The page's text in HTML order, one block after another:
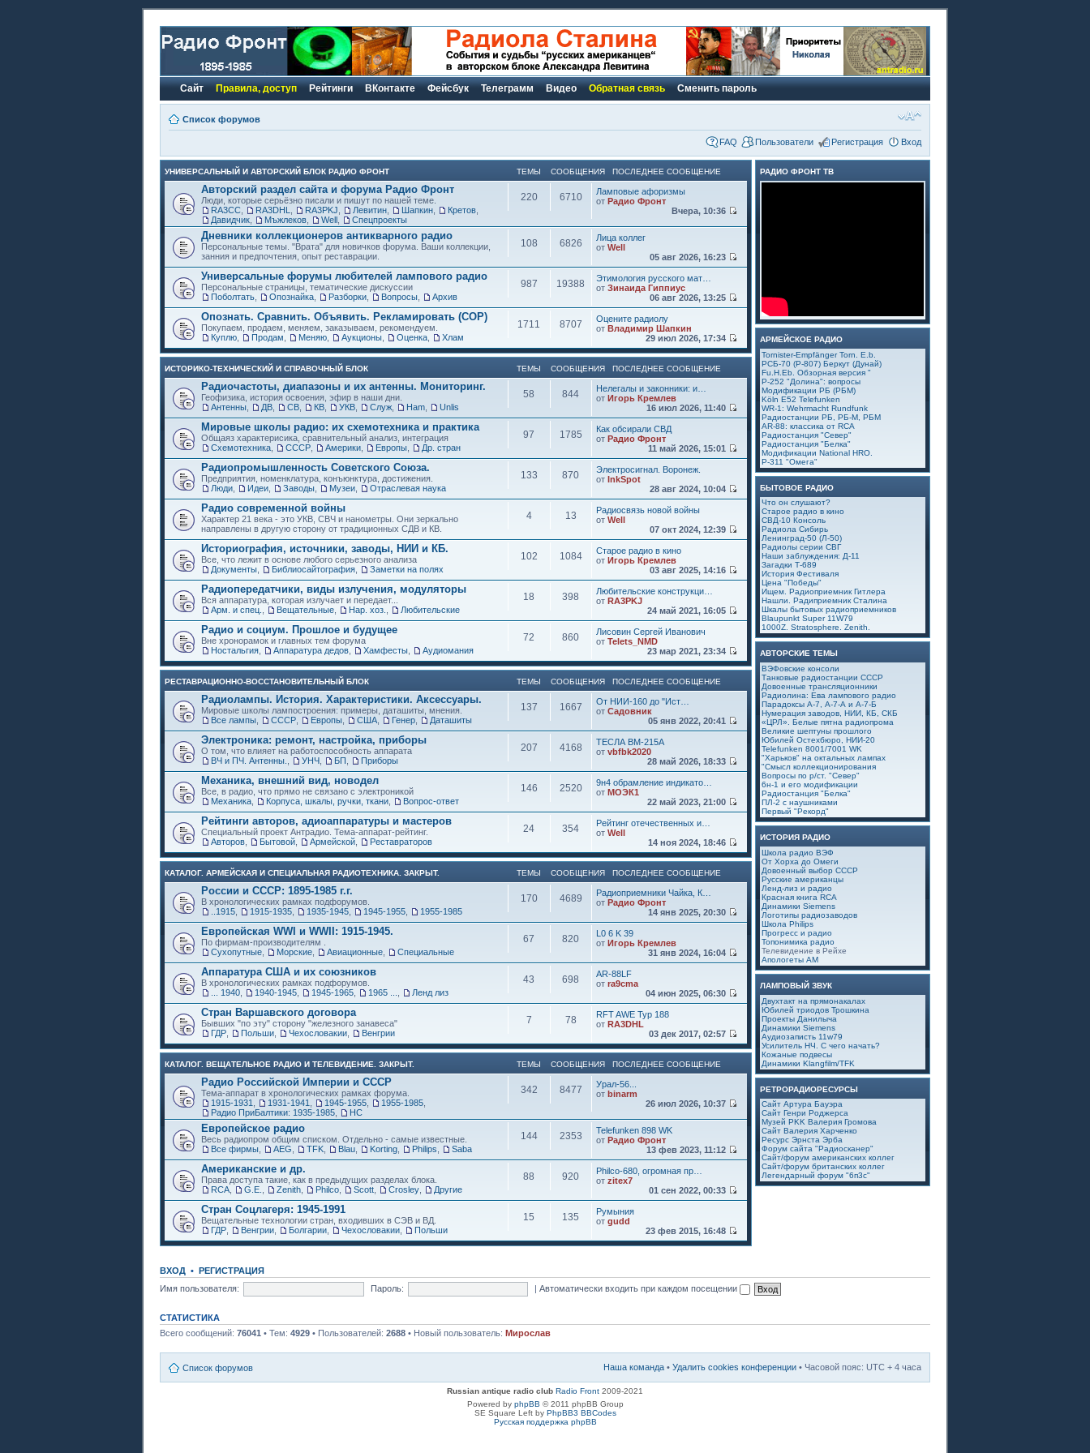
Сайт Правила, доступ Рейтинги ВКонтакте Фейсбук Телеграмм Видео Обратная связь Сменить пароль
Список форумов
FAQ Пользователи Регистрация Вход
УНИВЕРСАЛЬНЫЙ И АВТОРСКИЙ БЛОК РАДИО ФРОНТ ТЕМЫ СООБЩЕНИЯ ПОСЛЕДНЕЕ СООБЩЕНИЕ
Авторский раздел сайта и форума Радио Фронт
Люди, которые серьёзно писали и пишут по нашей теме.
RA3CC
RA3DHL RA3PKJ Левитин Шапкин Кретов
Давидчик
Мъжлеков Well Спецпроекты
220 6710
Ламповые афоризмы
от Радио Фронт
Вчера, 10:36
Дневники коллекционеров антикварного радио
Персональные темы. "Врата" для новичков форума. Ваши коллекции,
занния и предпочтения, опыт реставрации.
108 6826
Лица коллег
от Well
05 авг 2026, 16:23
Универсальные форумы любителей лампового радио
Персональные страницы, тематические дискуссии
Поболтать
Опознайка Разборки Вопросы Архив
987 19388
Этимология русского мат…
от Зинаида Гиппиус
06 авг 2026, 13:25
Опознать. Сравнить. Объявить. Рекламировать (СОР)
Покупаем, продаем, меняем, заказываем, рекомендуем.
Куплю
Продам Меняю Аукционы Оценка Хлам
1711 8707
Оцените радиолу
от Владимир Шапкин
29 июл 2026, 17:34
ИСТОРИКО-ТЕХНИЧЕСКИЙ И СПРАВОЧНЫЙ БЛОК ТЕМЫ СООБЩЕНИЯ ПОСЛЕДНЕЕ СООБЩЕНИЕ
Радиочастоты, диапазоны и их антенны. Мониторинг.
Геофизика, история освоения, эфир в наши дни.
Антенны
ДВ СВ КВ УКВ Служ Ham Unlis
58 844
Нелегалы и законники: и…
от Игорь Кремлев
16 июл 2026, 11:40
Мировые школы радио: их схемотехника и практика
Общаяз характерисика, сравнительный анализ, интеграция
Схемотехника
СССР Америки Европы Др. стран
97 1785
Как обсирали СВД
от Радио Фронт
11 май 2026, 15:01
Радиопромышленность Советского Союза.
Предприятия, номенклатура, конъюнктура, достижения.
Люди
Идеи Заводы Музеи Отраслевая наука
133 870
Электросигнал. Воронеж.
от InkSpot
28 авг 2024, 10:04
Радио современной войны
Характер 21 века - это УКВ, СВЧ и нанометры. Они зеркально
направлены в другую сторону от традиционных СДВ и КВ.
4 13
Радиосвязь новой войны
от Well
07 окт 2024, 12:39
Историография, источники, заводы, НИИ и КБ.
Все, что лежит в основе любого серьезного анализа
Документы
Библиосайтография Заметки на полях
102 1084
Старое радио в кино
от Игорь Кремлев
03 авг 2025, 14:16
Радиопередатчики, виды излучения, модуляторы
Вся аппаратура, которая излучает и передает...
Арм. и спец.
Вещательные Нар. хоз. Любительские
18 398
Любительские конструкци…
от RA3PKJ
24 май 2021, 16:05
Радио и социум. Прошлое и будущее
Вне хронорамок и главных тем форума
Ностальгия
Аппаратура дедов Хамфесты Аудиомания
72 860
Лисовин Сергей Иванович
от Telets_NMD
23 мар 2021, 23:34
РЕСТАВРАЦИОННО-ВОССТАНОВИТЕЛЬНЫЙ БЛОК ТЕМЫ СООБЩЕНИЯ ПОСЛЕДНЕЕ СООБЩЕНИЕ
Радиолампы. История. Характеристики. Аксессуары.
Мировые школы лампостроения: примеры, даташиты, мнения.
Все лампы
СССР Европы США Генер Даташиты
137 1667
От НИИ-160 до "Ист…
от Садовник
05 янв 2022, 20:41
Электроника: ремонт, настройка, приборы
О том, что влияет на работоспособность аппарата
ВЧ и ПЧ. Антенны.
УНЧ БП Приборы
207 4168
ТЕСЛА ВМ-215А
от vbfbk2020
28 май 2026, 18:33
Механика, внешний вид, новодел
Все, в радио, что прямо не связано с электроникой
Механика
Корпуса, шкалы, ручки, ткани Вопрос-ответ
146 2520
9н4 обрамление индикато…
от МОЭК1
22 май 2023, 21:00
Рейтинги авторов, адиоаппаратуры и мастеров
Специальный проект Антрадио. Тема-аппарат-рейтинг.
Авторов
Бытовой Армейской Реставраторов
24 354
Рейтинг отечественных и…
от Well
14 ноя 2024, 18:46
КАТАЛОГ. АРМЕЙСКАЯ И СПЕЦИАЛЬНАЯ РАДИОТЕХНИКА. ЗАКРЫТ. ТЕМЫ СООБЩЕНИЯ ПОСЛЕДНЕЕ СООБЩЕНИЕ
России и СССР: 1895-1985 г.г.
В хронологических рамках подфорумов.
..1915
1915-1935 1935-1945 1945-1955 1955-1985
170 4689
Радиоприемники Чайка, К…
от Радио Фронт
14 янв 2025, 20:30
Европейская WWI и WWII: 1915-1945.
По фирмам-производителям .
Сухопутные
Морские Авиационные Специальные
67 820
L0 6 K 39
от Игорь Кремлев
31 янв 2024, 16:04
Аппаратура США и их союзников
В хронологических рамках подфорумов.
... 1940
1940-1945 1945-1965 1965 ... Ленд лиз
43 698
AR-88LF
от ra9cma
04 июн 2025, 06:30
Стран Варшавского договора
Бывших "по эту" сторону "железного занавеса"
ГДР
Польши Чехословакии Венгрии
7 78
RFT AWE Typ 188
от RA3DHL
03 дек 2017, 02:57
КАТАЛОГ. ВЕЩАТЕЛЬНОЕ РАДИО И ТЕЛЕВИДЕНИЕ. ЗАКРЫТ. ТЕМЫ СООБЩЕНИЯ ПОСЛЕДНЕЕ СООБЩЕНИЕ
Радио Российской Империи и СССР
Тема-аппарат в хронологических рамках форума.
1915-1931
1931-1941 1945-1955 1955-1985
Радио ПриБалтики: 1935-1985
НС
342 8477
Урал-56...
от binarm
26 июл 2026, 10:37
Европейское радио
Весь радиопром общим списком. Отдельно - самые известные.
Все фирмы
AEG TFK Blau Korting Philips Saba
144 2353
Telefunken 898 WK
от Радио Фронт
13 фев 2023, 11:12
Американские и др.
Права доступа такие, как в предыдущих разделах блока.
RCA
G.E. Zenith Philco Scott Crosley Другие
88 920
Philco-680, огромная пр…
от zitex7
01 сен 2022, 00:33
Стран Соцлагеря: 1945-1991
Вещательные технологии стран, входивших в СЭВ и ВД.
ГДР
Венгрии Болгарии Чехословакии Польши
15 135
Румыния
от gudd
23 фев 2015, 16:48
РАДИО ФРОНТ ТВ
АРМЕЙСКОЕ РАДИО
Tornister-Empfänger Torn. E.b.
РСБ-70 (Р-807) Беркут (Дунай)
Fu.H.Eb. Обзорная версия "
Р-252 "Долина": вопросы
Модификации РБ (РБМ)
Köln E52 Telefunken
WR-1: Wehrmacht Rundfunk
Радиостанции РБ, РБ-М, РБМ
AR-88: классика от RCA
Радиостанция "Север"
Радиостанция "Белка"
Модификации National HRO.
Р-311 "Омега"
БЫТОВОЕ РАДИО
Что он слушают?
Старое радио в кино
СВД-10 Консоль
Радиола Сибирь
Ленинград-50 (Л-50)
Радиолы серии СВГ
Наши заблуждения: Д-11
Загадки Т-689
История Фестиваля
Цена "Победы"
Ищем. Радиоприемник Гитлера
Нашли. Радиприемник Сталина
Шкалы бытовых радиоприемников
Blaupunkt Super 11W79
1000Z. Stratosphere. Zenith.
АВТОРСКИЕ ТЕМЫ
ВЭФовские консоли
Танковые радиостанции СССР
Довоенные трансляционники
Радиолина: Ева лампового радио
Парадоксы А-7, А-7-А и А-7-Б
Нумерация заводов, НИИ, КБ, СКБ
«ЦРЛ». Белые пятна радиопрома
Великие шептуны прошлого
Юбилей Остехбюро, НИИ-20
Telefunken 8001/7001 WK
"Харьков" на октальных лампах
"Смысл коллекционирования
Вопросы по р/ст. "Север"
6н-1 и его модификации
Радиостанция "Белка"
ПЛ-2 с наушниками
Первый "Рекорд"
ИСТОРИЯ РАДИО
Школа радио ВЭФ
От Хорха до Омеги
Довоенный выбор СССР
Русские американцы
Ленд-лиз и радио
Красная книга RCA
Динамики Siemens
Логотипы радиозаводов
Школа Philips
Прогресс и радио
Топонимика радио
Телевидение в Рейхе
Апологеты АМ
ЛАМПОВЫЙ ЗВУК
Двухтакт на прямонакалах
Юбилей триодов Трошкина
Проекты Данилыча
Динамики Siemens
Аудиозаписть 11w79
Усилитель НЧ. С чего начать?
Кожаные подвесы
Динамики Klangfilm/TFK
РЕТРОРАДИОРЕСУРСЫ
Сайт Артура Бауэра
Сайт Генри Роджерса
Музей PKK Валерия Громова
Сайт Валерия Харченко
Ресурс Эрнста Эрба
Форум сайта "Радиосканер"
Сайт/форум американских коллег
Сайт/форум британских коллег
Легендарный форум "6п3с"
ВХОД • РЕГИСТРАЦИЯ
Имя пользователя:
Пароль: | Автоматически входить при каждом посещении
СТАТИСТИКА
Всего сообщений: 76041 • Тем: 4929 • Пользователей: 2688 • Новый пользователь: Мирослав
Список форумов Наша команда • Удалить cookies конференции • Часовой пояс: UTC + 4 часа
Russian antique radio club Radio Front 2009-2021
Powered by phpBB © 2011 phpBB Group
SE Square Left by PhpBB3 BBCodes
Русская поддержка phpBB